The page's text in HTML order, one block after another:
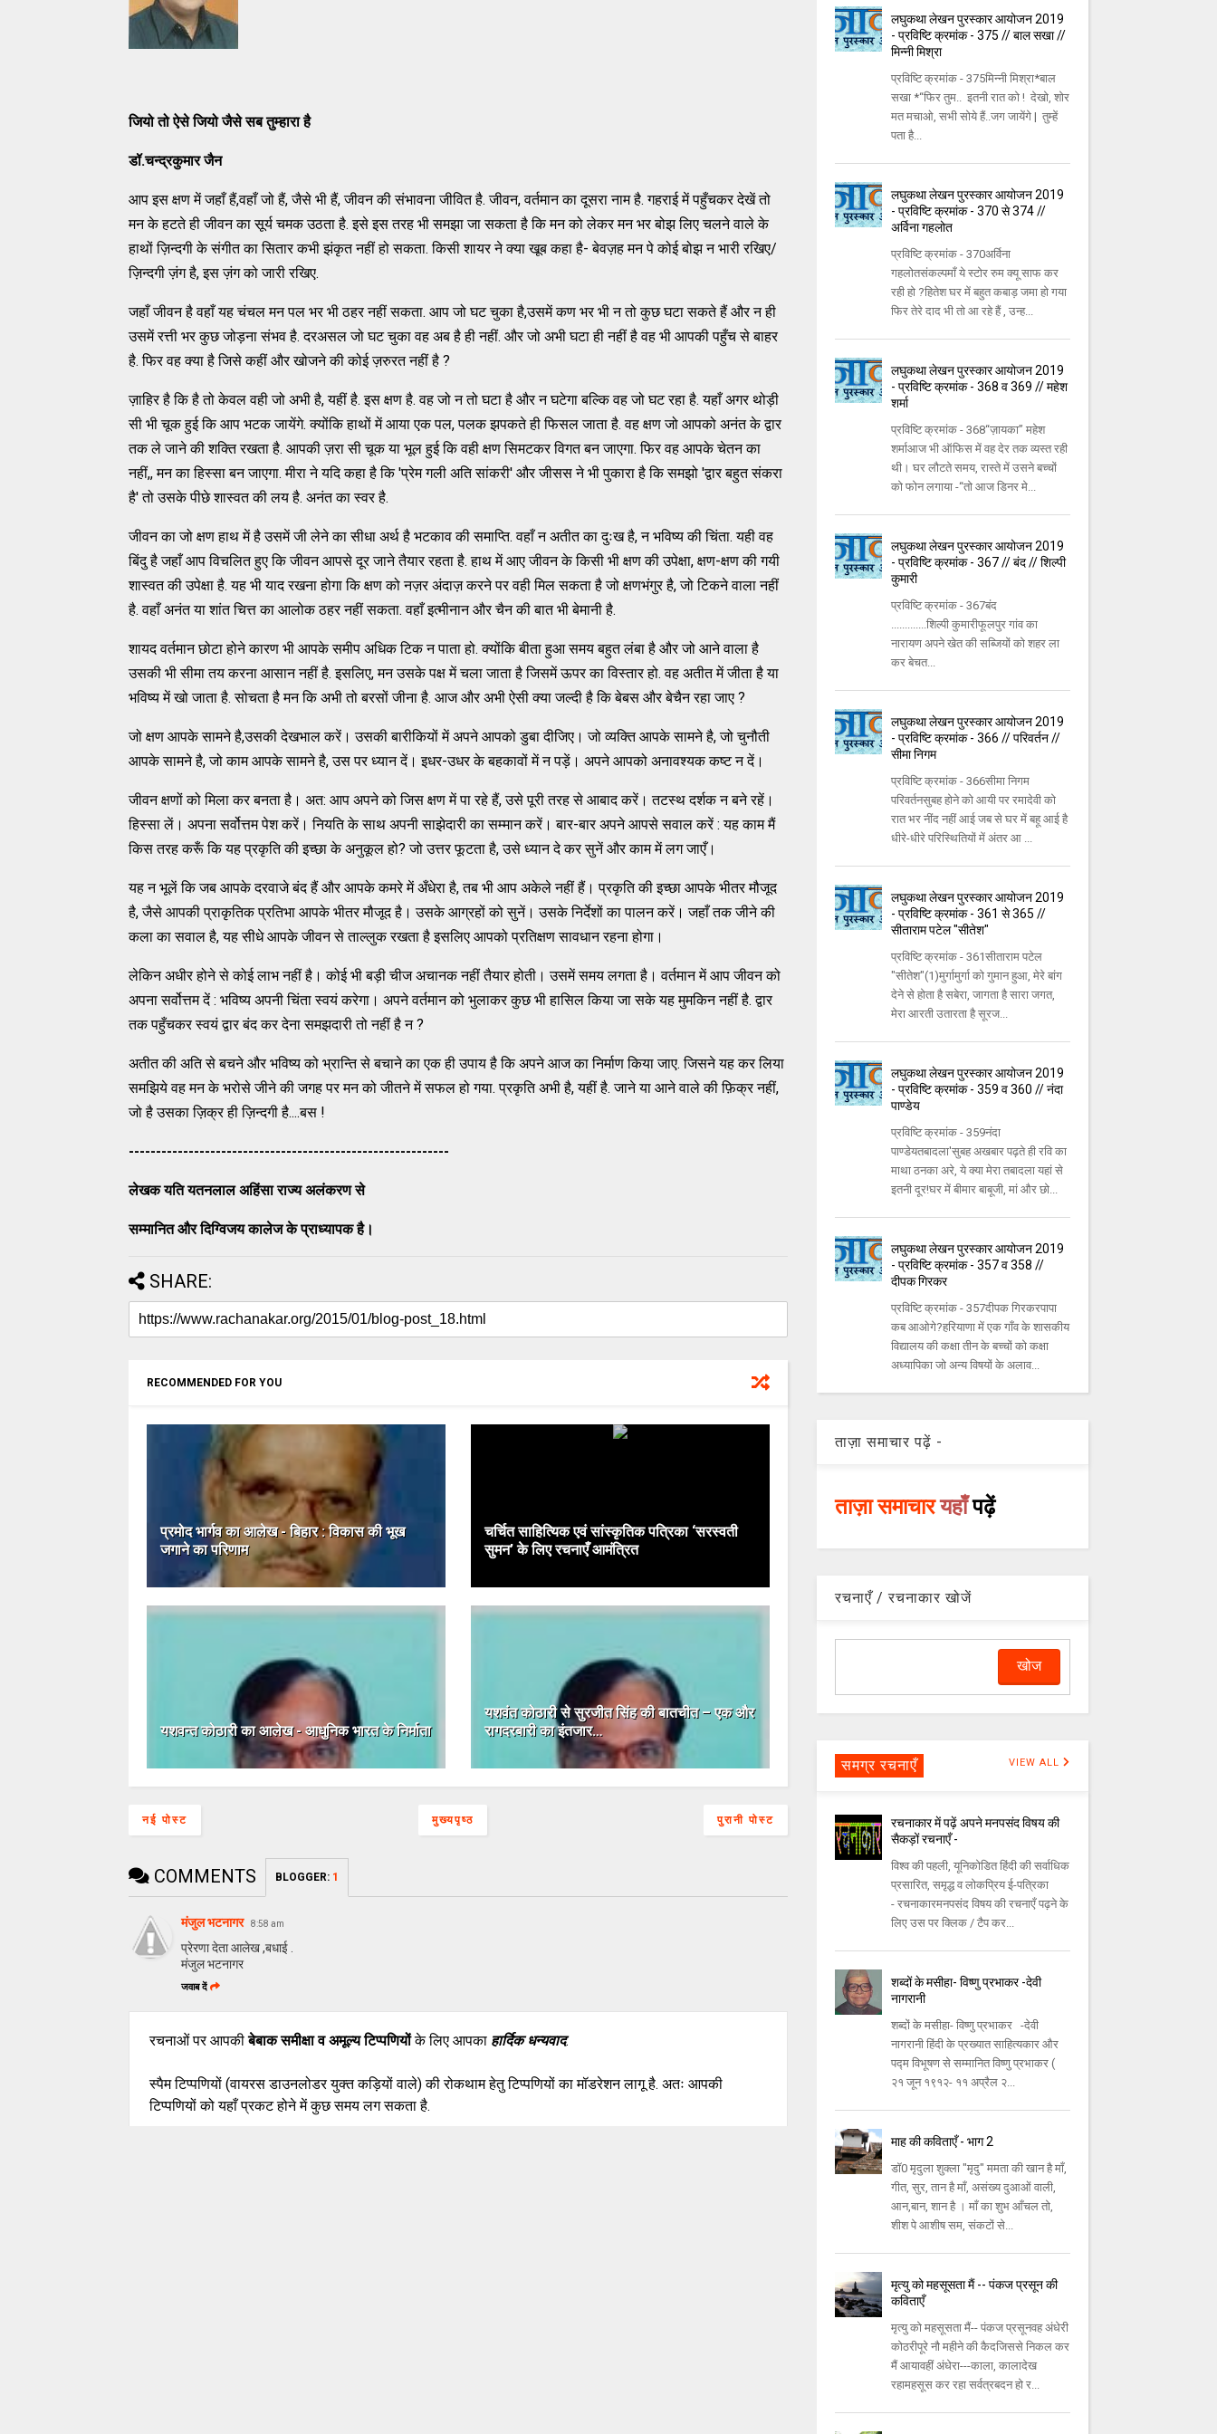
जियो तो ऐसे जियो जैसे सब तुम्हारा है
डॉ.चन्द्रकुमार जैन
आप इस क्षण में जहाँ हैं,वहाँ जो हैं, जैसे भी हैं, जीवन की संभावना जीवित है. जीवन, वर्तमान का दूसरा नाम है. गहराई में पहुँचकर देखें तो
मन के हटते ही जीवन का सूर्य चमक उठता है. इसे इस तरह भी समझा जा सकता है कि मन को लेकर मन भर बोझ लिए चलने वाले के
हाथों ज़िन्दगी के संगीत का सितार कभी झंकृत नहीं हो सकता. किसी शायर ने क्या खूब कहा है- बेवज़ह मन पे कोई बोझ न भारी रखिए/
ज़िन्दगी ज़ंग है, इस ज़ंग को जारी रखिए.
जहाँ जीवन है वहाँ यह चंचल मन पल भर भी ठहर नहीं सकता. आप जो घट चुका है,उसमें कण भर भी न तो कुछ घटा सकते हैं और न ही
उसमें रत्ती भर कुछ जोड़ना संभव है. दरअसल जो घट चुका वह अब है ही नहीं. और जो अभी घटा ही नहीं है वह भी आपकी पहुँच से बाहर
है. फिर वह क्या है जिसे कहीं और खोजने की कोई ज़रुरत नहीं है ?
ज़ाहिर है कि है तो केवल वही जो अभी है, यहीं है. इस क्षण है. वह जो न तो घटा है और न घटेगा बल्कि वह जो घट रहा है. यहाँ अगर थोड़ी
सी भी चूक हुई कि आप भटक जायेंगे. क्योंकि हाथों में आया एक पल, पलक झपकते ही फिसल जाता है. वह क्षण जो आपको अनंत के द्वार
तक ले जाने की शक्ति रखता है. आपकी ज़रा सी चूक या भूल हुई कि वही क्षण सिमटकर विगत बन जाएगा. फिर वह आपके चेतन का
नहीं,, मन का हिस्सा बन जाएगा. मीरा ने यदि कहा है कि 'प्रेम गली अति सांकरी' और जीसस ने भी पुकारा है कि समझो 'द्वार बहुत संकरा
है' तो उसके पीछे शास्वत की लय है. अनंत का स्वर है.
जीवन का जो क्षण हाथ में है उसमें जी लेने का सीधा अर्थ है भटकाव की समाप्ति. वहाँ न अतीत का दुःख है, न भविष्य की चिंता. यही वह
बिंदु है जहाँ आप विचलित हुए कि जीवन आपसे दूर जाने तैयार रहता है. हाथ में आए जीवन के किसी भी क्षण की उपेक्षा, क्षण-क्षण की गयी
शास्वत की उपेक्षा है. यह भी याद रखना होगा कि क्षण को नज़र अंदाज़ करने पर वही मिल सकता है जो क्षणभंगुर है, जो टिकने वाला नहीं
है. वहाँ अनंत या शांत चित्त का आलोक ठहर नहीं सकता. वहाँ इत्मीनान और चैन की बात भी बेमानी है.
शायद वर्तमान छोटा होने कारण भी आपके समीप अधिक टिक न पाता हो. क्योंकि बीता हुआ समय बहुत लंबा है और जो आने वाला है
उसकी भी सीमा तय करना आसान नहीं है. इसलिए, मन उसके पक्ष में चला जाता है जिसमें ऊपर का विस्तार हो. वह अतीत में जीता है या
भविष्य में खो जाता है. सोचता है मन कि अभी तो बरसों जीना है. आज और अभी ऐसी क्या जल्दी है कि बेबस और बेचैन रहा जाए ?
जो क्षण आपके सामने है,उसकी देखभाल करें। उसकी बारीकियों में अपने आपको डुबा दीजिए। जो व्‍यक्ति आपके सामने है, जो चुनौती
आपके सामने है, जो काम आपके सामने है, उस पर ध्‍यान दें। इधर-उधर के बहकावों में न पड़ें। अपने आपको अनावश्‍यक कष्‍ट न दें।
जीवन क्षणों को मिला कर बनता है। अत: आप अपने को जिस क्षण में पा रहे हैं, उसे पूरी तरह से आबाद करें। तटस्‍थ दर्शक न बने रहें।
हिस्‍सा लें। अपना सर्वोत्तम पेश करें। नियति के साथ अपनी साझेदारी का सम्‍मान करें। बार-बार अपने आपसे सवाल करें : यह काम मैं
किस तरह करूँ कि यह प्रकृति की इच्‍छा के अनुकूल हो? जो उत्तर फूटता है, उसे ध्‍यान दे कर सुनें और काम में लग जाएँ।
यह न भूलें कि जब आपके दरवाजे बंद हैं और आपके कमरे में अँधेरा है, तब भी आप अकेले नहीं हैं। प्रकृति की इच्‍छा आपके भीतर मौजूद
है, जैसे आपकी प्राकृतिक प्रतिभा आपके भीतर मौजूद है। उसके आग्रहों को सुनें। उसके निर्देशों का पालन करें। जहाँ तक जीने की
कला का सवाल है, यह सीधे आपके जीवन से ताल्‍लुक रखता है इसलिए आपको प्रतिक्षण सावधान रहना होगा।
लेकिन अधीर होने से कोई लाभ नहीं है। कोई भी बड़ी चीज अचानक नहीं तैयार होती। उसमें समय लगता है। वर्तमान में आप जीवन को
अपना सर्वोत्तम दें : भविष्‍य अपनी चिंता स्‍वयं करेगा। अपने वर्तमान को भुलाकर कुछ भी हासिल किया जा सके यह मुमकिन नहीं है. द्वार
तक पहुँचकर स्वयं द्वार बंद कर देना समझदारी तो नहीं है न ?
अतीत की अति से बचने और भविष्य को भ्रान्ति से बचाने का एक ही उपाय है कि अपने आज का निर्माण किया जाए. जिसने यह कर लिया
समझिये वह मन के भरोसे जीने की जगह पर मन को जीतने में सफल हो गया. प्रकृति अभी है, यहीं है. जाने या आने वाले की फ़िक्र नहीं,
जो है उसका ज़िक्र ही ज़िन्दगी है....बस !
-----------------------------------------------------------
लेखक यति यतनलाल अहिंसा राज्य अलंकरण से
सम्मानित और दिग्विजय कालेज के प्राध्यापक है।
SHARE:
RECOMMENDED FOR YOU
प्रमोद भार्गव का आलेख - बिहार : विकास की भूख
जगाने का परिणाम
चर्चित साहित्यिक एवं सांस्कृतिक पत्रिका ‘सरस्वती
सुमन’ के लिए रचनाएँ आमंत्रित
यशवन्त कोठारी का आलेख - आधुनिक भारत के निर्माता
यशवंत कोठारी से सुरजीत सिंह की बातचीत – एक और
रागदरबारी का इंतजार…
नई पोस्ट पुरानी पोस्ट
मुख्यपृष्ठ
COMMENTS BLOGGER: 1
मंजुल भटनागर 8:58 am
प्रेरणा देता आलेख ,बधाई .
मंजुल भटनागर
जवाब दें
रचनाओं पर आपकीबेबाक समीक्षा व अमूल्य टिप्पणियोंके लिए आपका हार्दिक धन्यवाद.
स्पैम टिप्पणियों (वायरस डाउनलोडर युक्त कड़ियों वाले) की रोकथाम हेतु टिप्पणियों का मॉडरेशन लागू है. अतः आपकी
टिप्पणियों को यहाँ प्रकट होने में कुछ समय लग सकता है.
लघुकथा लेखन पुरस्कार आयोजन 2019
- प्रविष्टि क्रमांक - 375 // बाल सखा //
मिन्नी मिश्रा
प्रविष्टि क्रमांक - 375मिन्नी मिश्रा*बाल
सखा *“फिर तुम.. इतनी रात को ! देखो, शोर
मत मचाओ, सभी सोये हैं..जग जायेंगे | तुम्हें
पता है...
लघुकथा लेखन पुरस्कार आयोजन 2019
- प्रविष्टि क्रमांक - 370 से 374 //
अर्विना गहलोत
प्रविष्टि क्रमांक - 370अर्विना
गहलोतसंकल्पमाँ ये स्टोर रुम क्यू साफ कर
रही हो ?हितेश घर में बहुत कबाड़ जमा हो गया
फिर तेरे दाद भी तो आ रहे हैं , उन्ह...
लघुकथा लेखन पुरस्कार आयोजन 2019
- प्रविष्टि क्रमांक - 368 व 369 // महेश
शर्मा
प्रविष्टि क्रमांक - 368‘‘ज़ायका’’ महेश
शर्माआज भी ऑफिस में वह देर तक व्यस्त रही
थी। घर लौटते समय, रास्ते में उसने बच्चों
को फोन लगाया -‘‘तो आज डिनर मे...
लघुकथा लेखन पुरस्कार आयोजन 2019
- प्रविष्टि क्रमांक - 367 // बंद // शिल्पी
कुमारी
प्रविष्टि क्रमांक - 367बंद
.............शिल्पी कुमारीफूलपुर गांव का
नारायण अपने खेत की सब्जियों को शहर ला
कर बेचत...
लघुकथा लेखन पुरस्कार आयोजन 2019
- प्रविष्टि क्रमांक - 366 // परिवर्तन //
सीमा निगम
प्रविष्टि क्रमांक - 366सीमा निगम
परिवर्तनसुबह होने को आयी पर रमादेवी को
रात भर नींद नहीं आई जब से घर में बहू आई है
धीरे-धीरे परिस्थितियों में अंतर आ ...
लघुकथा लेखन पुरस्कार आयोजन 2019
- प्रविष्टि क्रमांक - 361 से 365 //
सीताराम पटेल "सीतेश"
प्रविष्टि क्रमांक - 361सीताराम पटेल
"सीतेश"(1)मुर्गामुर्गा को गुमान हुआ, मेरे बांग
देने से होता है सबेरा, जागता है सारा जगत,
मेरा आरती उतारता है सूरज...
लघुकथा लेखन पुरस्कार आयोजन 2019
- प्रविष्टि क्रमांक - 359 व 360 // नंदा
पाण्डेय
प्रविष्टि क्रमांक - 359नंदा
पाण्डेयतबादला'सुबह अखबार पढ़ते ही रवि का
माथा ठनका अरे, ये क्या मेरा तबादला यहां से
इतनी दूर!घर में बीमार बाबूजी, मां और छो...
लघुकथा लेखन पुरस्कार आयोजन 2019
- प्रविष्टि क्रमांक - 357 व 358 //
दीपक गिरकर
प्रविष्टि क्रमांक - 357दीपक गिरकरपापा
कब आओगे?हरियाणा में एक गाँव के शासकीय
विद्यालय की कक्षा तीन के बच्चों को कक्षा
अध्यापिका जो अन्य विषयों के अलाव...
ताज़ा समाचार पढ़ें -
ताज़ा समाचारयहाँपढ़ें
रचनाएँ / रचनाकार खोजें
समग्र रचनाएँ VIEW ALL
रचनाकार में पढ़ें अपने मनपसंद विषय की
सैकड़ों रचनाएँ -
विश्व की पहली, यूनिकोडित हिंदी की सर्वाधिक
प्रसारित, समृद्ध व लोकप्रिय ई-पत्रिका
- रचनाकारमनपसंद विषय की रचनाएँ पढ़ने के
लिए उस पर क्लिक / टैप कर...
शब्दों के मसीहा- विष्णु प्रभाकर -देवी
नागरानी
शब्दों के मसीहा- विष्णु प्रभाकर -देवी
नागरानी हिंदी के प्रख्यात साहित्यकार और
पद्म विभूषण से सम्मानित विष्णु प्रभाकर (
२१ जून १९१२- ११ अप्रैल २...
माह की कविताएँ - भाग 2
डॉ0 मृदुला शुक्ला "मृदु" ममता की खान है माँ,
गीत, सुर, तान है माँ, असंख्य दुआओं वाली,
आन,बान, शान है । माँ का शुभ आँचल तो,
शीश पे आशीष सम, संकटों से...
मृत्यु को महसूसता मैं -- पंकज प्रसून की
कविताएँ
मृत्यु को महसूसता मैं-- पंकज प्रसूनवह अंधेरी
कोठरीपूरे नौ महीने की कैदजिससे निकल कर
मैं आयावहीं अंधेरा---काला, कालादेख
रहामहसूस कर रहा सर्वत्रबदन हो र...